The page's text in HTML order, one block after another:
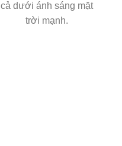
cả dưới ánh sáng mặt
trời mạnh.